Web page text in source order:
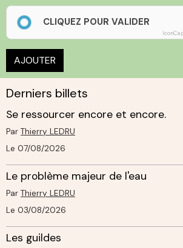
CLIQUEZ POUR VALIDER
AJOUTER
Derniers billets
Se ressourcer encore et encore.
Par Thierry LEDRU
Le 07/08/2026
Le problème majeur de l'eau
Par Thierry LEDRU
Le 03/08/2026
Les guildes